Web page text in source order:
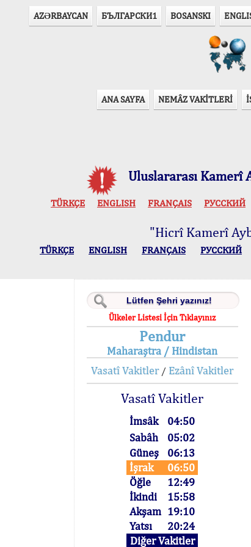
AZӘRBAYCAN БЪЛГАРСКИ1 BOSANSKI
ANA SAYFA NEMÂZ VAKİTLERİ
Uluslararası Kamerî
TÜRKÇE ENGLISH FRANÇAIS РУССКИЙ
"Hicrî Kamerî
TÜRKÇE ENGLISH FRANÇAIS РУССКИЙ
Ülkeler Listesi İçin Tıklayınız
Pendur
Maharaştra / Hindistan
Vasatî Vakitler/ Ezânî Vakitler
Vasatî Vakitler
İmsâk
04:50
Sabâh
05:02
Güneş
06:13
İşrak
06:50
Öğle
12:49
İkindi
15:58
Akşam 19:10
Yatsı
20:24
Diğer Vakitler